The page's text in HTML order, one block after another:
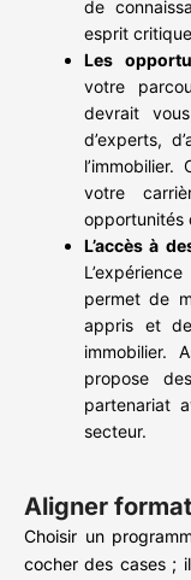
de
esprit
Les
votre
devrait
d’experts,
votre
opportunités
L’accès à
permet de
appris et
immobilier.
propose
partenariat
secteur.
Aligner
Choisir un
cocher des cases ;